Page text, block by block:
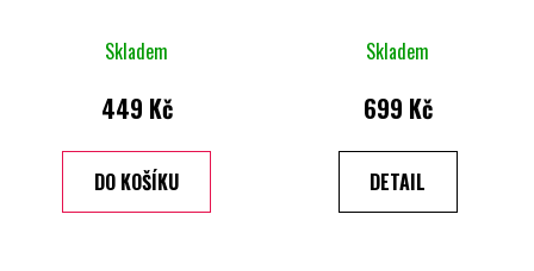
Skladem
449 Kč
DO KOŠÍKU
Skladem
699 Kč
DETAIL